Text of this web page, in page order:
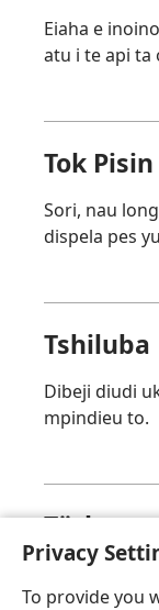
Privacy
To provide you
Eiaha e
atu i te api ta
Tok Pisin
Sori, nau
dispela pes
Tshiluba
Dibeji diudi
mpindieu to.
Türkçe
Üzgünüz,